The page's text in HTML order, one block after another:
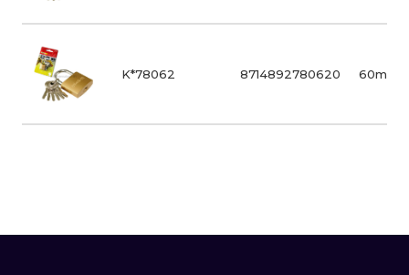
K*78062 8714892780620 60mm